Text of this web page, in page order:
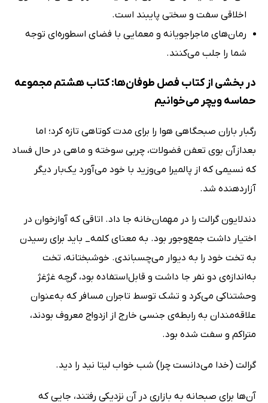
اخلاقی سفت و سختی پایبند است.
رمان‌های ماجراجویانه و معمایی با فضای اسطوره‌ای توجه
شما را جلب می‌کنند.
در بخشی از کتاب فصل طوفان‌ها: کتاب هشتم مجموعه
حماسه ویچر می‌خوانیم
رگبار باران صبحگاهی هوا را برای مدت کوتاهی تازه کرد؛ اما
بعدازآن بوی تعفن فضولات، چربی سوخته و ماهی در حال فساد
که نسیمی که از پالمیرا می‌وزید با خود می‌آورد یک‌بار دیگر
آزاردهنده شد.
دندلایون گرالت را در مهمان‌خانه جا داد. اتاقی که آوازخوان در
اختیار داشت جمع‌وجور بود. به معنای کلمه_ باید برای رسیدن
به تخت‌ خود را به دیوار می‌چسباندی. خوشبختانه، تخت
به‌اندازه‌ی دو نفر جا داشت و قابل‌استفاده بود، گرچه غژغژ
وحشتناکی می‌کرد و تشک توسط تاجران مسافر که به‌عنوان
علاقه‌مندان به رابطه‌ی جنسی خارج از ازدواج معروف بودند،
متراکم و سفت شده بود.
گرالت (خدا می‌دانست چرا) شب خواب لیتا نید را دید.
آن‌ها برای صبحانه به بازاری در آن نزدیکی رفتند، جایی که